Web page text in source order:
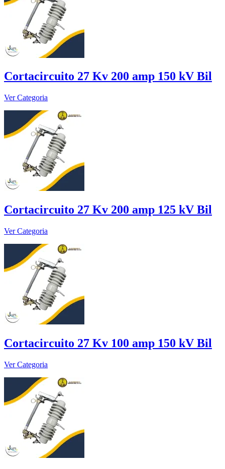
Cortacircuito 27 Kv 200 amp 150 kV Bil
Ver Categoria
Cortacircuito 27 Kv 200 amp 125 kV Bil
Ver Categoria
Cortacircuito 27 Kv 100 amp 150 kV Bil
Ver Categoria